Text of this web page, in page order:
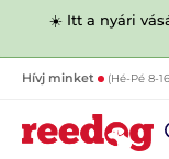
☀️ Itt a nyári
Hívj minket (Hé-Pé 8-